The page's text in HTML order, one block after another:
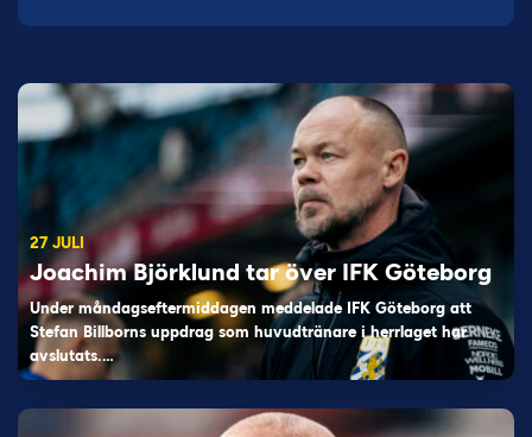
27 JULI
Joachim Björklund tar över IFK Göteborg
Under måndagseftermiddagen meddelade IFK Göteborg att
Stefan Billborns uppdrag som huvudtränare i herrlaget har
avslutats.…